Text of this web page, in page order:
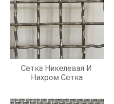
Сетка Никелевая И
Нихром Сетка